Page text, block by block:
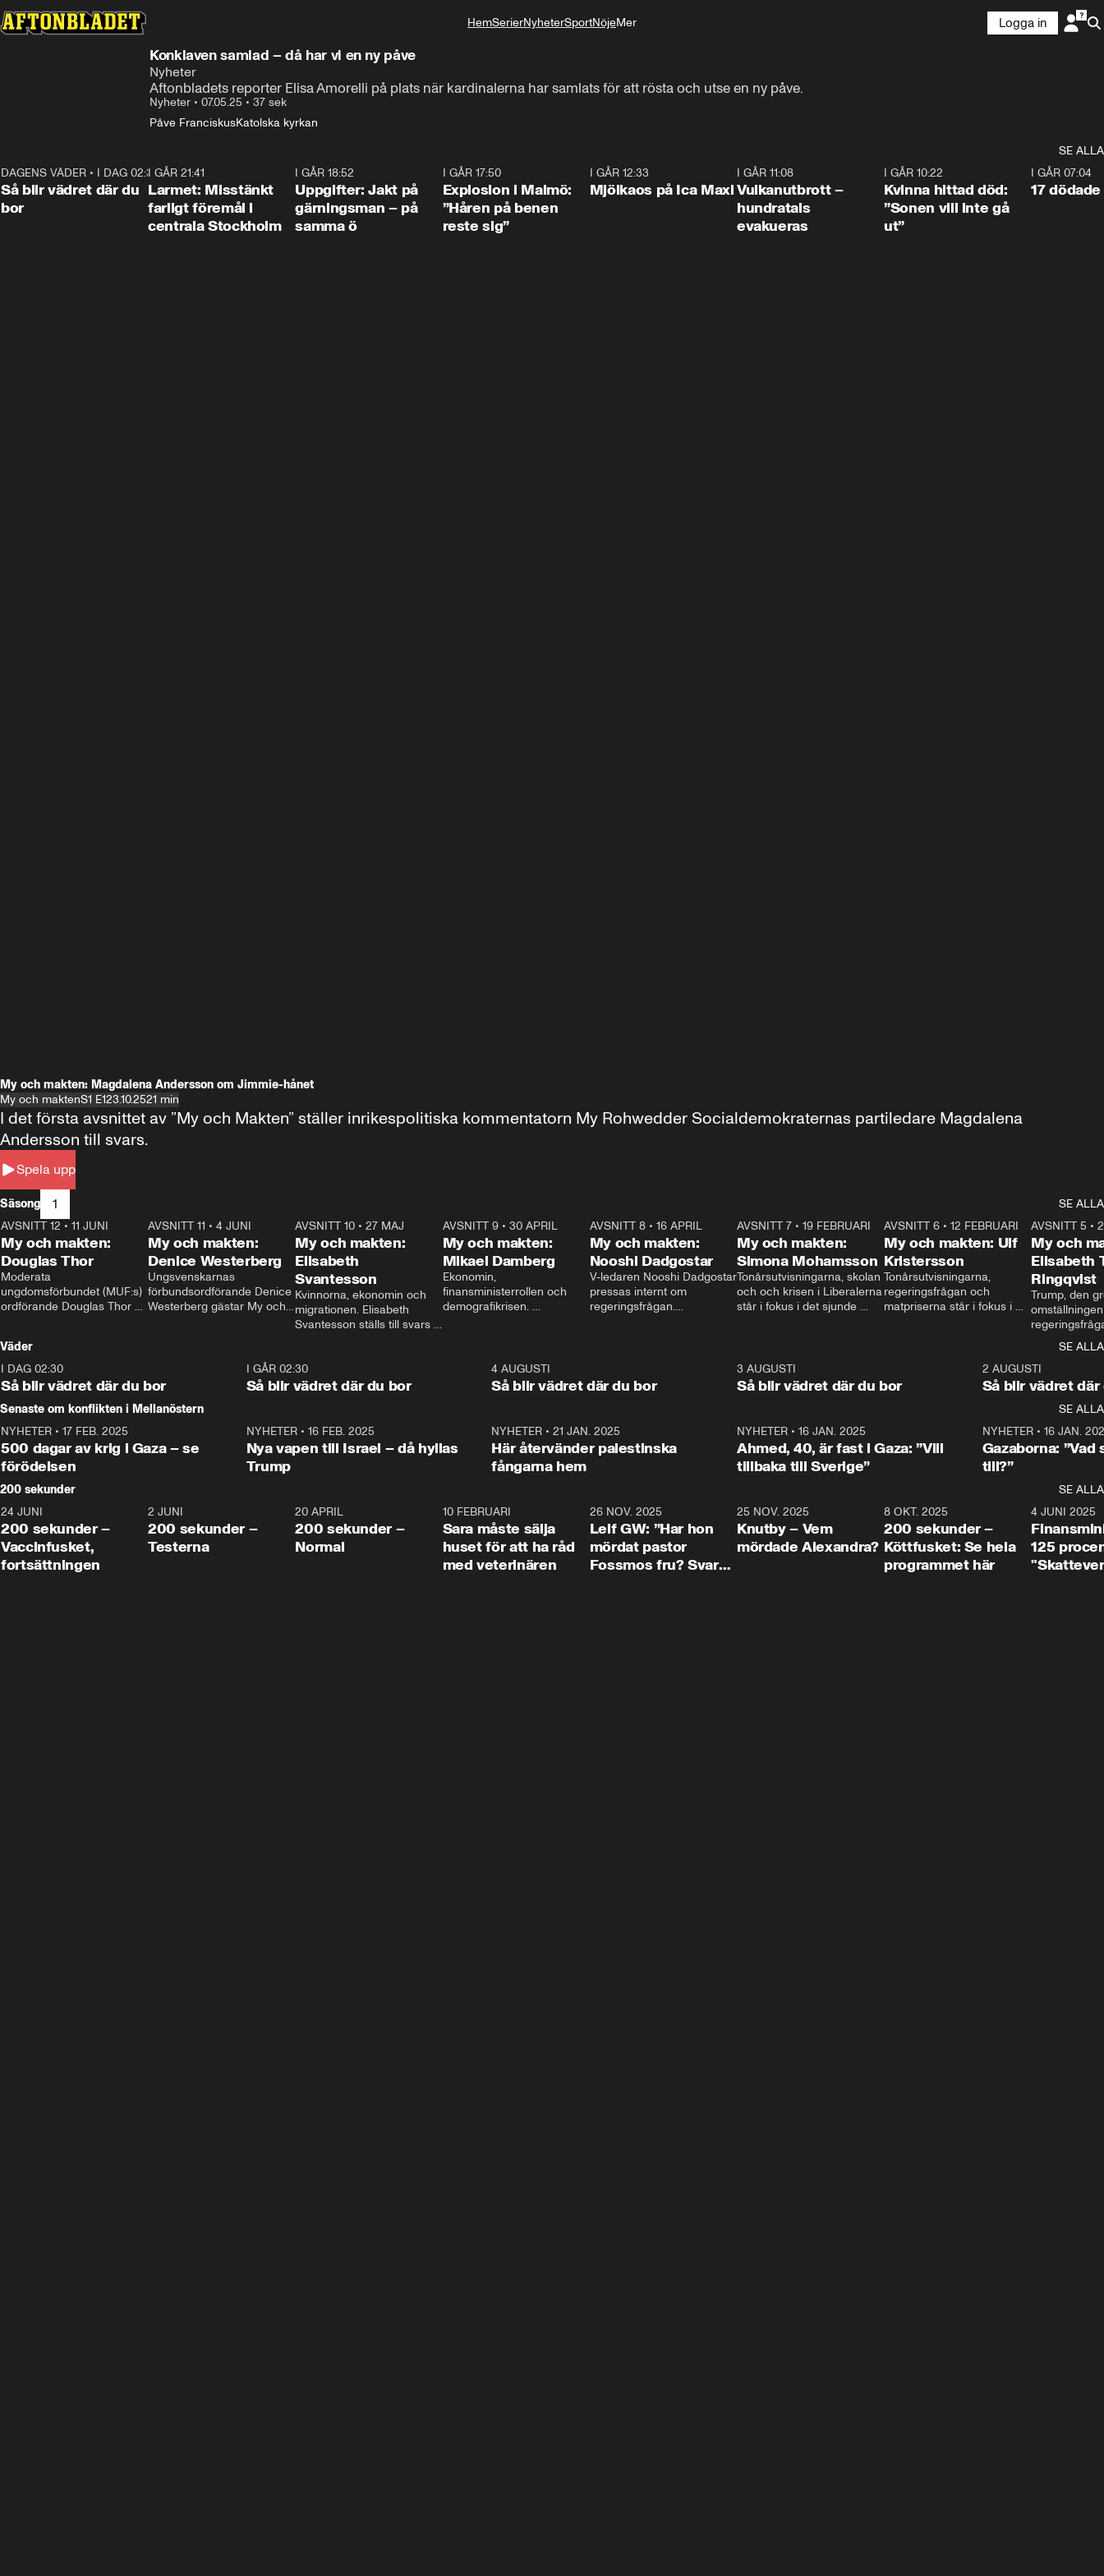
HemSerierNyheterSportNöjeMer
Logga in
Konklaven samlad – då har vi en ny påve
Nyheter
Aftonbladets reporter Elisa Amorelli på plats när kardinalerna har samlats för att rösta och utse en ny påve.
Nyheter • 07.05.25 • 37 sek
Påve FranciskusKatolska kyrkan
SE ALLA
1:06
DAGENS VÄDER • I DAG 02:30
Så blir vädret där du
bor
I GÅR 21:41
Larmet: Misstänkt
farligt föremål i
centrala Stockholm
I GÅR 18:52
Uppgifter: Jakt på
gärningsman – på
samma ö
I GÅR 17:50
Explosion i Malmö:
”Håren på benen
reste sig”
I GÅR 12:33
Mjölkaos på Ica Maxi
I GÅR 11:08
Vulkanutbrott –
hundratals
evakueras
I GÅR 10:22
Kvinna hittad död:
”Sonen vill inte gå
ut”
I GÅR 07:04
17
My och makten: Magdalena Andersson om Jimmie-hånet
My och maktenS1 E123.10.2521 min
Spela upp
I det första avsnittet av ”My och Makten” ställer inrikespolitiska kommentatorn My Rohwedder Socialdemokraternas partiledare Magdalena
Andersson till svars.
Säsong 1
SE ALLA
26:27
AVSNITT 12 • 11 JUNI
My och makten:
Douglas Thor
Moderata
ungdomsförbundet (MUF:s)
ordförande Douglas Thor
tonårsutvisningarna och hur
Moderaterna ska locka
väljare till valet i höst.
23:40
AVSNITT 11 •4 JUNI
My och makten:
Denice Westerberg
Ungsvenskarnas
förbundsordförande Denice
Westerberg gästar My och
AVSNITT 10 •27 MAJ
My och makten:
Elisabeth
Svantesson
Kvinnorna, ekonomin och
migrationen. Elisabeth
Svantesson ställs till svars
AVSNITT 9• 30 APRIL
My och makten:
Mikael Damberg
Ekonomin,
finansministerrollen och
demografikrisen.
och Makten.
AVSNITT 8• 16 APRIL
My och makten:
Nooshi Dadgostar
V-ledaren Nooshi Dadgostar
pressas internt om
regeringsfrågan.
– Vi ställer upp i val. Ska vi
vara med så sitter vi förstås
24:30
AVSNITT 7• 19 FEBRUARI
My och makten:
Simona Mohamsson
Tonårsutvisningarna, skolan
och och krisen i Liberalerna
står i fokus i det sjunde
kommentator My
Rohwedder ställer
utbildnings- och
Mohamsson till svars.
27:30
AVSNITT 6 •12 FEBRUARI
My och makten: Ulf
Kristersson
Tonårsutvisningarna,
regeringsfrågan och
matpriserna står i fokus i
Rohwedder ställer
statsminister Ulf Kristersson
AVSNITT 5 •
My och
Elisabeth
Ringqvist
Trump, den
centrum i
avsnittet av
Makten”. Se
Aftonbladets
Rohwedder
Thand Ring
Väder
SE ALLA
I DAG 02:30
Så blir vädret där du bor
1:06
I GÅR 02:30
Så blir vädret där du bor
4 AUGUSTI
Så blir vädret där du bor
3 AUGUSTI
Så blir vädret där du bor
2 AUGUSTI
Så blir vädret där
Senaste om konflikten i Mellanöstern
SE ALLA
NYHETER • 17 FEB. 2025
500 dagar av krig i Gaza – se
förödelsen
NYHETER• 16 FEB. 2025
Nya vapen till Israel – då hyllas
Trump
NYHETER •21 JAN. 2025
Här återvänder palestinska
fångarna hem
NYHETER• 16 JAN. 2025
Ahmed, 40, är fast i Gaza: ”Vill
tillbaka till Sverige”
NYHETER• 16 JAN.
Gazaborna:
till?”
200 sekunder
SE ALLA
5:00
24 JUNI
200 sekunder –
Vaccinfusket,
fortsättningen
4:23
2 JUNI
200 sekunder –
Testerna
20 APRIL
200 sekunder –
Normal
10 FEBRUARI
Sara måste sälja
huset för att ha råd
med veterinären
26 NOV. 2025
Leif GW: ”Har hon
mördat pastor
Fossmos fru? Svar
31:05
25 NOV. 2025
Knutby – Vem
mördade Alexandra?
4:29
8 OKT. 2025
200 sekunder –
Köttfusket: Se hela
programmet här
4 JUNI 2025
125